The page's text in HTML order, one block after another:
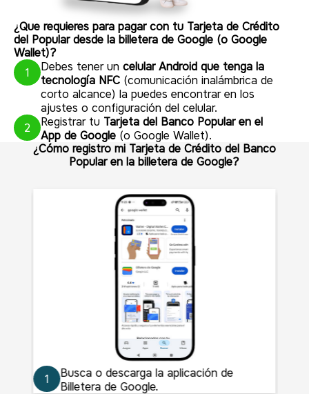
¿Que requieres para pagar con tu Tarjeta de Crédito
del Popular desde la billetera de Google (o Google
Wallet)?
1
Debes tener un celular Android que tenga la
tecnología NFC (comunicación inalámbrica de
corto alcance) la puedes encontrar en los
ajustes o configuración del celular.
2
Registrar tu Tarjeta del Banco Popular en el
App de Google (o Google Wallet).
¿Cómo registro mi Tarjeta de Crédito del Banco
Popular en la billetera de Google?
1
Busca o descarga la aplicación de
Billetera de Google.